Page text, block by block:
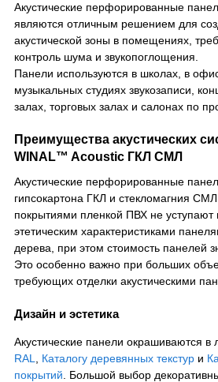
Акустические перфорированные
являются отличным решением для
акустической зоны в помещениях,
контроль шума и звукопоглощения.
Панели используются в школах, в
музыкальных студиях звукозаписи,
залах, торговых залах и салонах по
Преимущества акустических
WINAL™ Acoustic ГКЛ СМЛ
Акустические перфорированные
гипсокартона ГКЛ и стекломагния
покрытиями пленкой ПВХ не уступают
этетическим характеристиками
дерева, при этом стоимость панелей
Это особенно важно при больших
требующих отделки акустическими
Дизайн и эстетика
Акустические панели окрашиваются в
RAL
Каталогу деревянных текстури
покрытий . Большой выбор